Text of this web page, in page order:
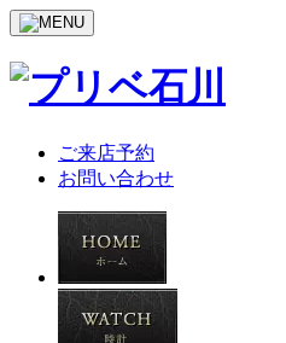
ご来店予約
お問い合わせ